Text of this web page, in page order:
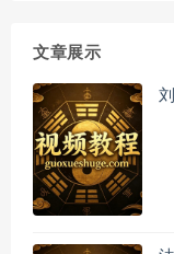
文章展示